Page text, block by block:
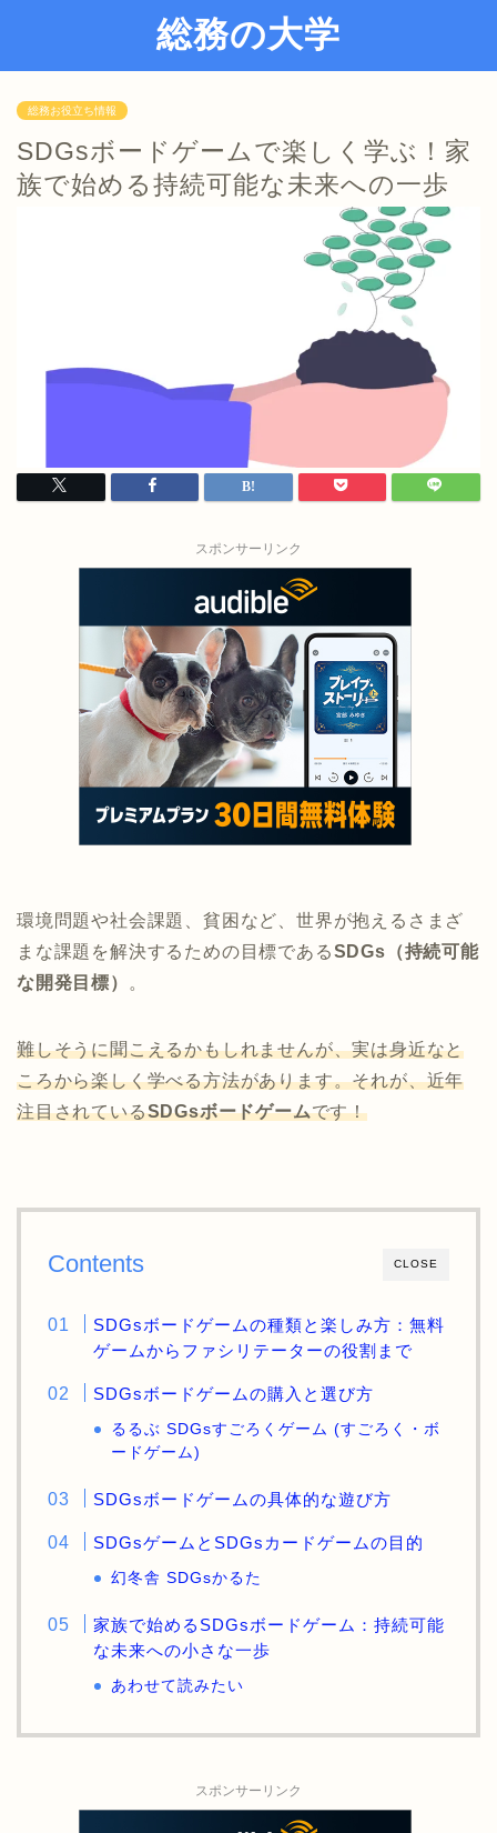
総務の大学
総務お役立ち情報
SDGsボードゲームで楽しく学ぶ！家
族で始める持続可能な未来への一歩
スポンサーリンク
環境問題や社会課題、貧困など、世界が抱えるさまざ
まな課題を解決するための目標であるSDGs（持続可能
な開発目標）
。
難しそうに聞こえるかもしれませんが、実は身近なと
ころから楽しく学べる方法があります。それが、近年
注目されているSDGsボードゲームです！
CLOSE
Contents
SDGsボードゲームの種類と楽しみ方：無料
ゲームからファシリテーターの役割まで
SDGsボードゲームの購入と選び方
るるぶ SDGsすごろくゲーム (すごろく・ボ
ードゲーム)
SDGsボードゲームの具体的な遊び方
SDGsゲームとSDGsカードゲームの目的
幻冬舎 SDGsかるた
家族で始めるSDGsボードゲーム：持続可能
な未来への小さな一歩
あわせて読みたい
スポンサーリンク